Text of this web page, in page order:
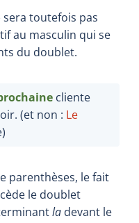
toutefois pas
au masculin qui se
du doublet.
cliente
(et non : Le
parenthèses, le fait
le doublet
la devant le